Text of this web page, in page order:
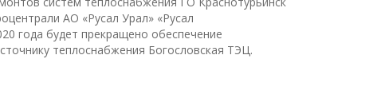
АО «Русал Урал» «Русал
года будет прекращено обеспечение
теплоснабжения Богословская ТЭЦ.